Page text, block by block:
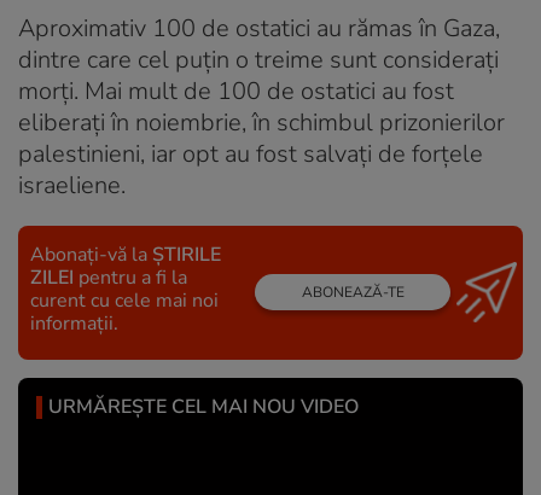
Aproximativ 100 de ostatici au rămas în Gaza,
dintre care cel puţin o treime sunt consideraţi
morţi. Mai mult de 100 de ostatici au fost
eliberaţi în noiembrie, în schimbul prizonierilor
palestinieni, iar opt au fost salvaţi de forţele
israeliene.
Abonați-vă la ȘTIRILE
ZILEI pentru a fi la
curent cu cele mai noi
informații.
ABONEAZĂ-TE
URMĂREȘTE CEL MAI NOU VIDEO